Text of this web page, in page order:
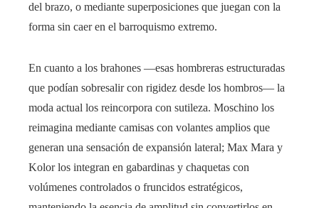
del brazo, o mediante superposiciones que juegan con la
forma sin caer en el barroquismo extremo.
En cuanto a los brahones —esas hombreras estructuradas
que podían sobresalir con rigidez desde los hombros— la
moda actual los reincorpora con sutileza. Moschino los
reimagina mediante camisas con volantes amplios que
generan una sensación de expansión lateral; Max Mara y
Kolor los integran en gabardinas y chaquetas con
volúmenes controlados o fruncidos estratégicos,